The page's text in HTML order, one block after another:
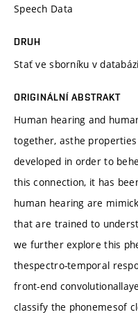
Speech Data
DRUH
Stať ve sborníku v
ORIGINÁLNÍ ABSTRAKT
Human hearing and
together, asthe
developed in order to
this connection, it has
human hearing are
that are trained to
we further explore this
thespectro-temporal
front-end
classify the phonemesof